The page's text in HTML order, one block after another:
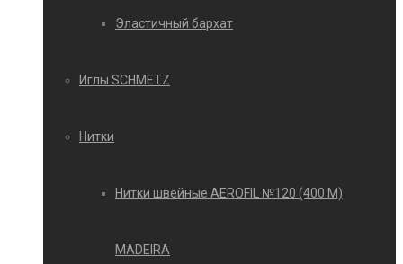
Эластичный бархат
Иглы SCHMETZ
Нитки
Нитки швейные AEROFIL №120 (400 М)
MADEIRA